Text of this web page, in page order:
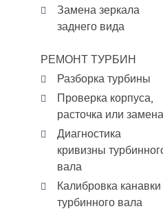
Замена зеркала
заднего вида
РЕМОНТ ТУРБИН
Разборка турбины
Проверка корпуса,
расточка или замена
Диагностика
кривизны
вала
Калибровка канавки
турбинного вала